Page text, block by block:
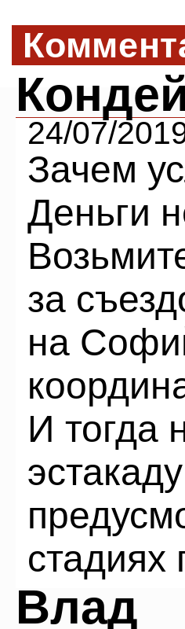
24/07/
Зачем
Деньги
за
на
И тогда
стадиях
Влад